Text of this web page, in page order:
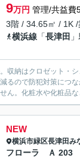
9万円 管理/共益費
3階 / 34.65㎡ / 1K
横浜線 「長津田
収納はクロゼット・
るので防犯対策につ
ん。化粧水や化粧品
NEW
横浜市緑区長津田み
フローラ Ａ 203